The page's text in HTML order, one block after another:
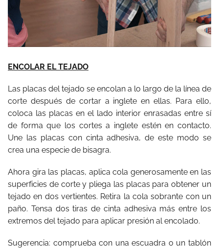
ENCOLAR EL TEJADO
Las placas del tejado se encolan a lo largo de la línea de
corte después de cortar a inglete en ellas. Para ello,
coloca las placas en el lado interior enrasadas entre sí
de forma que los cortes a inglete estén en contacto.
Une las placas con cinta adhesiva, de este modo se
crea una especie de bisagra.
Ahora gira las placas, aplica cola generosamente en las
superficies de corte y pliega las placas para obtener un
tejado en dos vertientes. Retira la cola sobrante con un
paño. Tensa dos tiras de cinta adhesiva más entre los
extremos del tejado para aplicar presión al encolado.
Sugerencia: comprueba con una escuadra o un tablón